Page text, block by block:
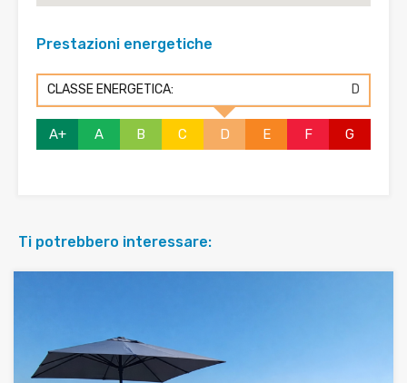
Prestazioni energetiche
CLASSE ENERGETICA: D
A+ A B C D E F G
Ti potrebbero interessare: